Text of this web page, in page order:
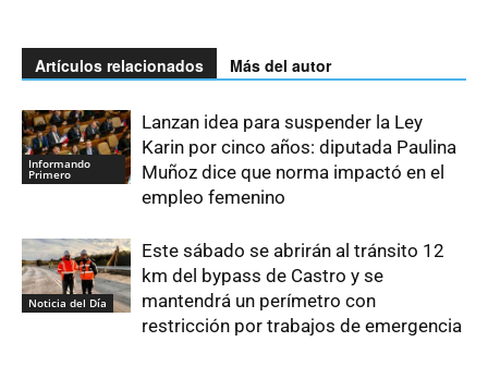
Artículos relacionados Más del autor
Informando
Primero
Lanzan idea para suspender la Ley
Karin por cinco años: diputada Paulina
Muñoz dice que norma impactó en el
empleo femenino
Noticia del Día
Este sábado se abrirán al tránsito 12
km del bypass de Castro y se
mantendrá un perímetro con
restricción por trabajos de emergencia